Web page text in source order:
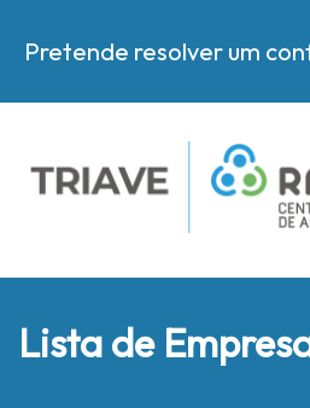
Pretende resolver um
Lista de